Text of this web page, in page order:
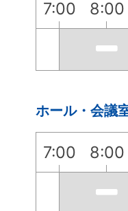
7:00 8:00
ホール・会議
7:00 8:00